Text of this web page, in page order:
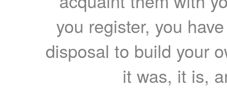
you register, you
disposal to build your
it was, it is,